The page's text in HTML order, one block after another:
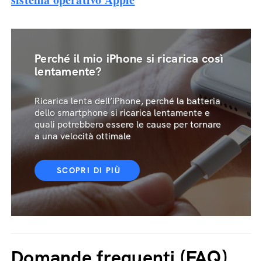
Perché il mio iPhone si ricarica così
lentamente?
Ricarica lenta dell’iPhone, perché la batteria
dello smartphone si ricarica lentamente e
quali potrebbero essere le cause per tornare
a una velocità ottimale
SCOPRI DI PIÙ